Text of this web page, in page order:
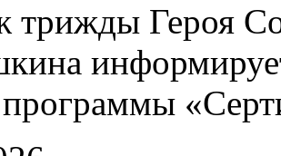
трижды Героя
программы